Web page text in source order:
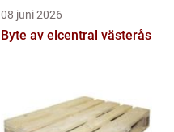
08 juni 2026
Byte av elcentral västerås